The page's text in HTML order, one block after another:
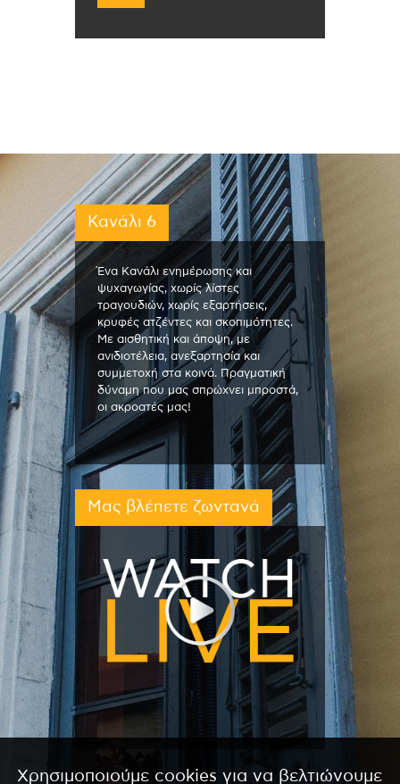
Κανάλι 6
Ένα Κανάλι ενημέρωσης και
ψυχαγωγίας, χωρίς λίστες
τραγουδιών, χωρίς εξαρτήσεις,
κρυφές ατζέντες και σκοπιμότητες.
Με αισθητική και άποψη, με
ανιδιοτέλεια, ανεξαρτησία και
συμμετοχή στα κοινά. Πραγματική
δύναμη που μας σπρώχνει μπροστά,
οι ακροατές μας!
Μας βλέπετε ζωντανά
Χρησιμοποιούμε cookies για να βελτιώνουμε